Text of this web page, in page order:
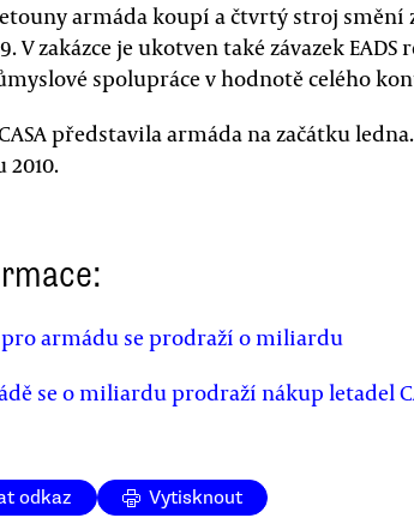
armáda koupí a čtvrtý stroj smění
V zakázce je ukotven také závazek
spolupráce v hodnotě celého
představila armáda na začátku
2010.
armádu se prodraží o miliardu
se o miliardu prodraží nákup letadel
odkaz Vytisknout